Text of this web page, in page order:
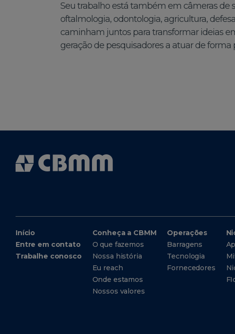
Seu trabalho está também em câmeras de
oftalmologia, odontologia, agricultura,
caminham juntos para transformar ideias
geração de pesquisadores a atuar de
Início
Entre em contato
Trabalhe conosco
Conheça a CBMM
O que fazemos
Nossa história
Eu reach
Onde estamos
Nossos valores
Operações
Barragens
Tecnologia
Fornecedores